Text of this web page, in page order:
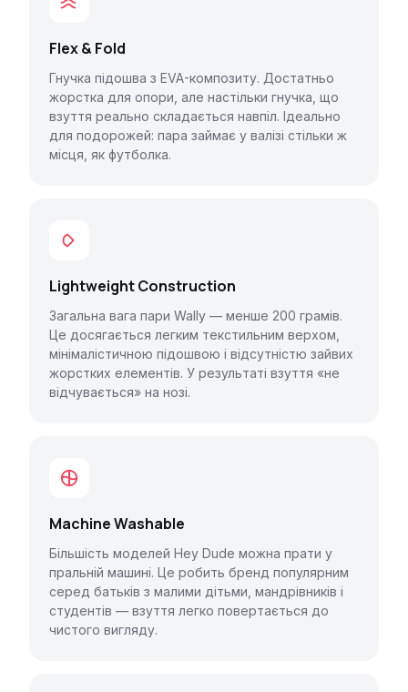
Flex & Fold
Гнучка підошва з EVA-композиту. Достатньо
жорстка для опори, але настільки гнучка, що
взуття реально складається навпіл. Ідеально
для подорожей: пара займає у валізі стільки ж
місця, як футболка.
Lightweight Construction
Загальна вага пари Wally — менше 200 грамів.
Це досягається легким текстильним верхом,
мінімалістичною підошвою і відсутністю зайвих
жорстких елементів. У результаті взуття «не
відчувається» на нозі.
Machine Washable
Більшість моделей Hey Dude можна прати у
пральній машині. Це робить бренд популярним
серед батьків з малими дітьми, мандрівників і
студентів — взуття легко повертається до
чистого вигляду.